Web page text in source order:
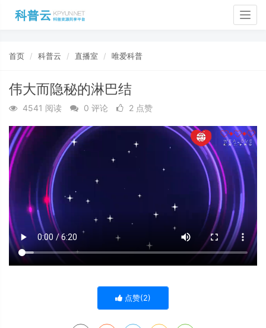
首页 科普云 直播室 唯爱科普
伟大而隐秘的淋巴结
4541 阅读 0 评论 2 点赞
点赞(2)